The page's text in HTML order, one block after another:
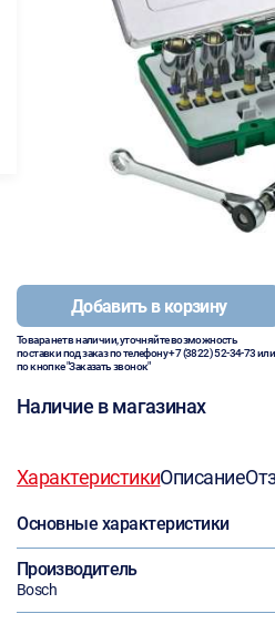
Добавить в корзину
Товара нет в наличии, уточняйте возможность
поставки под заказ по телефону+7 (3822) 52-34-73или
по кнопке "Заказать звонок"
Наличие в магазинах
ХарактеристикиОписание
Основные характеристики
Производитель
Bosch